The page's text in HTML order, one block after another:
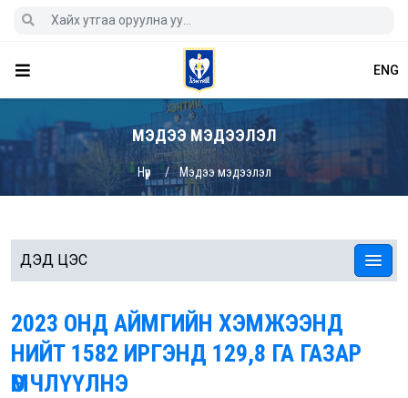
ENG
МЭДЭЭ МЭДЭЭЛЭЛ
Нүүр Мэдээ мэдээлэл
ДЭД ЦЭС
2023 ОНД АЙМГИЙН ХЭМЖЭЭНД
НИЙТ 1582 ИРГЭНД 129,8 ГА ГАЗАР
ӨМЧЛҮҮЛНЭ